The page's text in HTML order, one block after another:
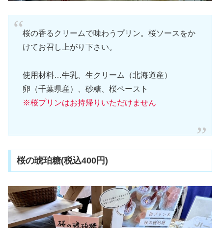
桜の香るクリームで味わうプリン。桜ソースをか
けてお召し上がり下さい。
使用材料…牛乳、生クリーム（北海道産）
卵（千葉県産）、砂糖、桜ペースト
※桜プリンはお持帰りいただけません
桜の琥珀糖(税込400円)